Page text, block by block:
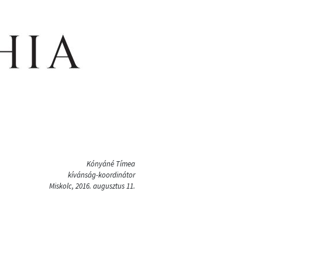
Kónyáné Tímea
kívánság-koordinátor
Miskolc, 2016. augusztus 11.